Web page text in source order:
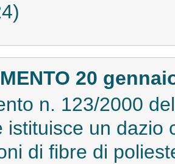
20
n. 123/2000
istituisce un dazio
di fibre di